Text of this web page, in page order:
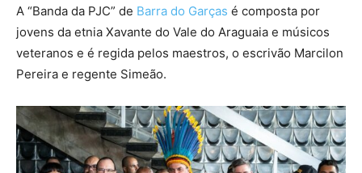
A “Banda da PJC” de Barra do Garças é composta por
jovens da etnia Xavante do Vale do Araguaia e músicos
veteranos e é regida pelos maestros, o escrivão Marcilon
Pereira e regente Simeão.